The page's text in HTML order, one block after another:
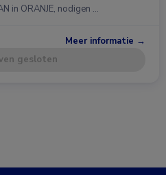
in ORANJE, nodigen …
Meer informatie →
gesloten